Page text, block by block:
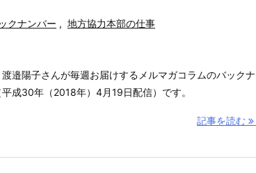
クナンバー , 地方協力本部の仕事
邉陽子さんが毎週お届けするメルマガコラムのバック
成30年（2018年）4月19日配信）です。
記事を読む